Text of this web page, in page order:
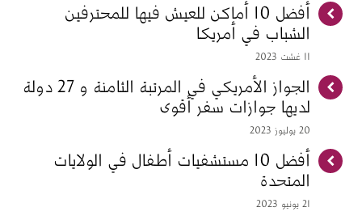
أفضل 10 أماكن للعيش فيها للمحترفين
الشباب في أمريكا
11 غشت 2023
الجواز الأمريكي في المرتبة الثامنة و 27 دولة
لديها جوازات سفر أقوى
20 يوليوز 2023
أفضل 10 مستشفيات أطفال في الولايات
المتحدة
21 يونيو 2023